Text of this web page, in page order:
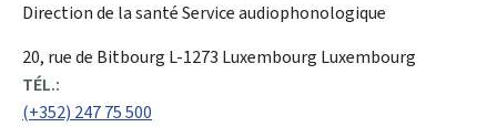
Direction de la santéService audiophonologique
ADRESSE
:
20, rue de Bitbourg L-1273 Luxembourg Luxembourg
TÉL.:
(+352) 247 75 500